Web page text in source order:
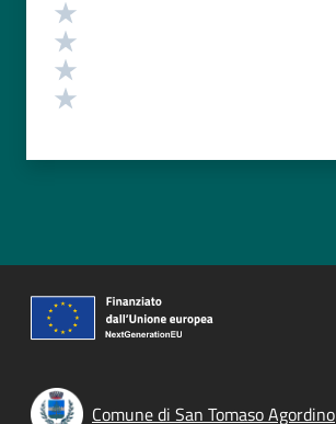
Comune di San Tomaso Agordino